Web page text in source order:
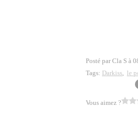
Posté par Cla S à
Tags: Darkiss, le
Vous aimez ?